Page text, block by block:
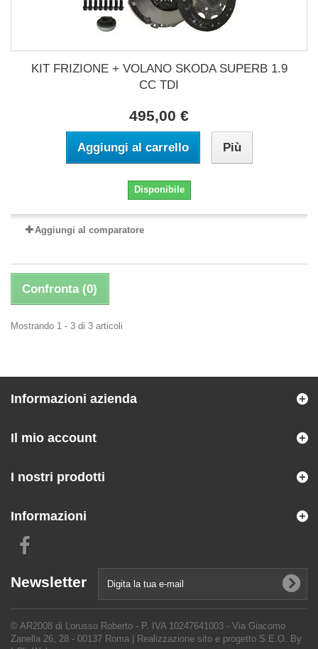
KIT FRIZIONE + VOLANO SKODA SUPERB 1.9
CC TDI
495,00 €
Aggiungi al carrello Più
Disponibile
Aggiungi al comparatore
Confronta (0)
Mostrando 1 - 3 di 3 articoli
Informazioni azienda
Il mio account
I nostri prodotti
Informazioni
© AR2008 di Lorusso Roberto - P. IVA 10247641003 - Via Giacomo
Zanella 26, 28 - 00137 Roma |
Realizzazione sito e progetto S.E.O. By
Newsletter